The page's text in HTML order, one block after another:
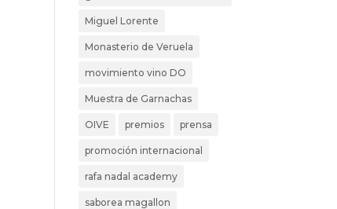
Miguel Lorente
Monasterio de Veruela
movimiento vino DO
Muestra de Garnachas
OIVE premios prensa
promoción internacional
rafa nadal academy
saborea magallon